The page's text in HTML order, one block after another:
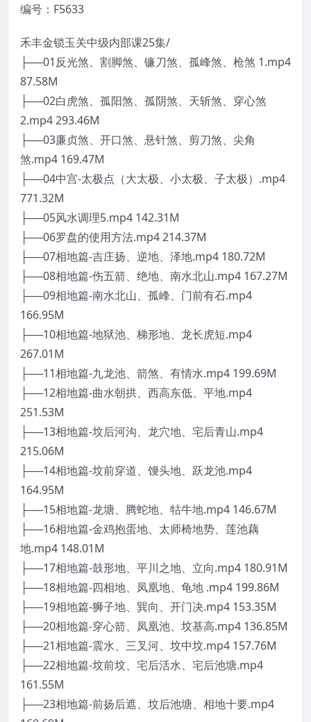
编号：F5633
禾丰金锁玉关中级内部课25集/
├──01反光煞、割脚煞、镰刀煞、孤峰煞、枪煞 1.mp4
87.58M
├──02白虎煞、孤阳煞、孤阴煞、天斩煞、穿心煞
2.mp4 293.46M
├──03廉贞煞、开口煞、悬针煞、剪刀煞、尖角
煞.mp4 169.47M
├──04中宫-太极点（大太极、小太极、子太极）.mp4
771.32M
├──05风水调理5.mp4 142.31M
├──06罗盘的使用方法.mp4 214.37M
├──07相地篇-吉庄扬、逆地、泽地.mp4 180.72M
├──08相地篇-伤五箭、绝地、南水北山.mp4 167.27M
├──09相地篇-南水北山、孤峰、门前有石.mp4
166.95M
├──10相地篇-地狱池、梯形地、龙长虎短.mp4
267.01M
├──11相地篇-九龙池、箭煞、有情水.mp4 199.69M
├──12相地篇-曲水朝拱、西高东低、平地.mp4
251.53M
├──13相地篇-坟后河沟、龙穴地、宅后青山.mp4
215.06M
├──14相地篇-坟前穿道、馒头地、跃龙池.mp4
164.95M
├──15相地篇-龙塘、腾蛇地、牯牛地.mp4 146.67M
├──16相地篇-金鸡抱蛋地、太师椅地势、莲池藕
地.mp4 148.01M
├──17相地篇-鼓形地、平川之地、立向.mp4 180.91M
├──18相地篇-四相地、凤凰地、龟地 .mp4 199.86M
├──19相地篇-狮子地、巽向、开门决.mp4 153.35M
├──20相地篇-穿心箭、凤凰池、坟基高.mp4 136.85M
├──21相地篇-震水、三叉河、坟中坟.mp4 157.76M
├──22相地篇-坟前坟、宅后活水、宅后池塘.mp4
161.55M
├──23相地篇-前扬后遮、坟后池塘、相地十要.mp4